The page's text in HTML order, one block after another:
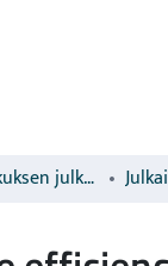
Luonnonvarakeskuksen julkaisut